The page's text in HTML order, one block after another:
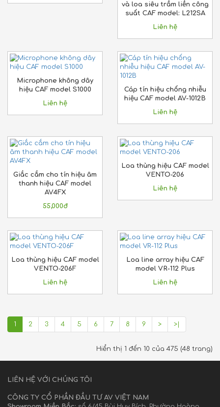
và loa siêu trầm liền công
suất CAF model: L212SA
Liên hệ
Microphone không dây
hiệu CAF model S1000
Liên hệ
Cáp tín hiệu chống nhiễu
hiệu CAF model AV-1012B
Liên hệ
Giắc cắm cho tín hiệu âm
thanh hiệu CAF model
AV4FX
55,000đ
Loa thùng hiệu CAF model
VENTO-206
Liên hệ
Loa thùng hiệu CAF model
VENTO-206F
Liên hệ
Loa line array hiệu CAF
model VR-112 Plus
Liên hệ
1 2 3 4 5 6 7 8 9 > >|
Hiển thị 1 đến 10 của 475 (48 trang)
LIÊN HỆ VỚI CHÚNG TÔI
CÔNG TY CỔ PHẦN ĐẦU TƯ AV VIỆT NAM